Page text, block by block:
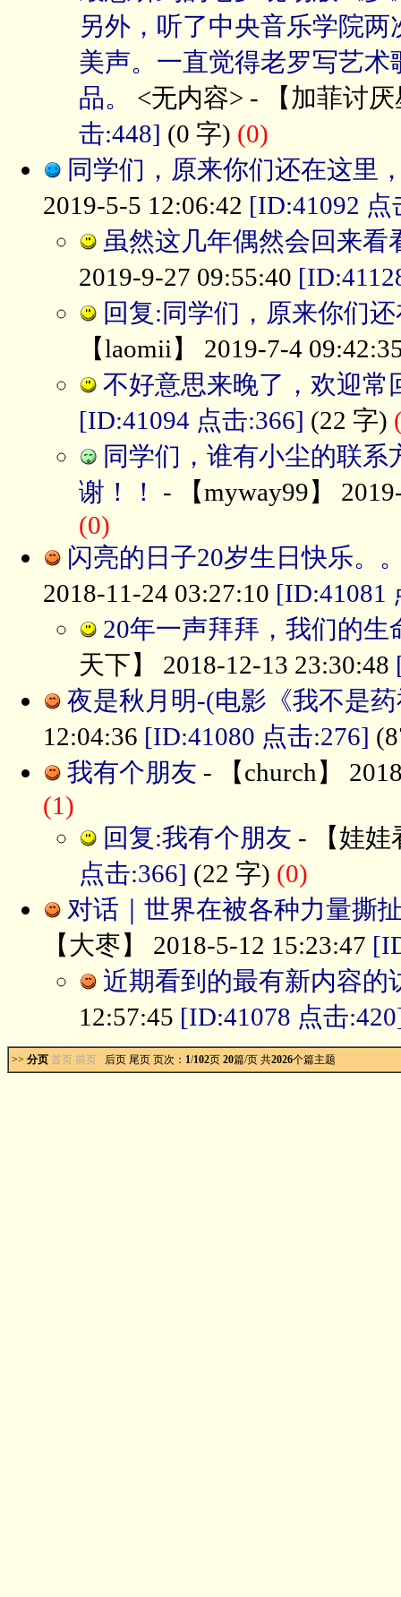
另外，听了中央音乐学院
美声。一直觉得老罗写艺
品。
<无内容> - 【加菲讨
击:448] (0 字) (0)
同学们，原来你们还在这里
2019-5-5 12:06:42 [ID:41092 点
虽然这几年偶然会回来看
2019-9-27 09:55:40
回复:同学们，原来你们
【laomii】 2019-7-4
不好意思来晚了，欢迎常
[ID:41094 点击:366] (22 字)
同学们，谁有小尘的联
谢！！
- 【myway99】
(0)
闪亮的日子20岁生日快乐。
2018-11-24 03:27:10 [ID:41081
20年一声拜拜，我们的
天下】 2018-12-13 23:30:48
夜是秋月明-(电影《我不是
12:04:36 [ID:41080 点击:276]
我有个朋友 - 【church】
(1)
回复:我有个朋友 - 【娃娃
点击:366] (22 字) (0)
对话｜世界在被各种力量撕
【大枣】 2018-5-12 15:23:47
近期看到的最有新内容的
12:57:45 [ID:41078 点击
>> 分页 首页 前页 后页 尾页 页次： 1/102页 20篇/页 共2026个篇主题